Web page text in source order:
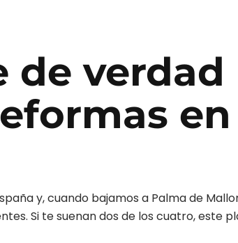
de verdad
en
y, cuando bajamos a Palma de
Si te suenan dos de los cuatro, este